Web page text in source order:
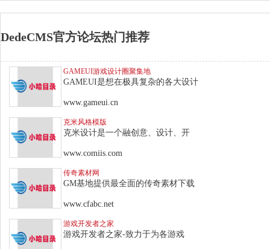
DedeCMS官方论坛热门推荐
GAMEUI游戏设计圈聚集地
GAMEUI是想在极具复杂的各大设计
www.gameui.cn
克米风格模版
克米设计是一个融创意、设计、开
www.comiis.com
传奇素材网
GM基地提供最全面的传奇素材下载
www.cfabc.net
游戏开发者之家
游戏开发者之家-致力于为各游戏